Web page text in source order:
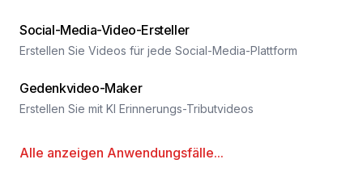
Social-Media-Video-Ersteller
Erstellen Sie Videos für jede Social-Media-Plattform
Gedenkvideo-Maker
Erstellen Sie mit KI Erinnerungs-Tributvideos
Alle anzeigen Anwendungsfälle...